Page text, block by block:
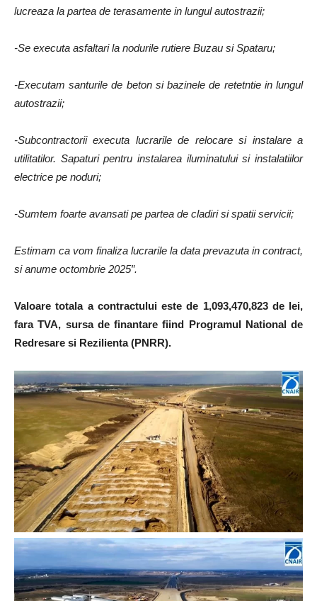
lucreaza la partea de terasamente in lungul autostrazii;
-Se executa asfaltari la nodurile rutiere Buzau si Spataru;
-Executam santurile de beton si bazinele de retetntie in lungul
autostrazii;
-Subcontractorii executa lucrarile de relocare si instalare a
utilitatilor. Sapaturi pentru instalarea iluminatului si instalatiilor
electrice pe noduri;
-Sumtem foarte avansati pe partea de cladiri si spatii servicii;
Estimam ca vom finaliza lucrarile la data prevazuta in contract,
si anume octombrie 2025″.
Valoare totala a contractului este de 1,093,470,823 de lei,
fara TVA, sursa de finantare fiind Programul National de
Redresare si Rezilienta (PNRR).